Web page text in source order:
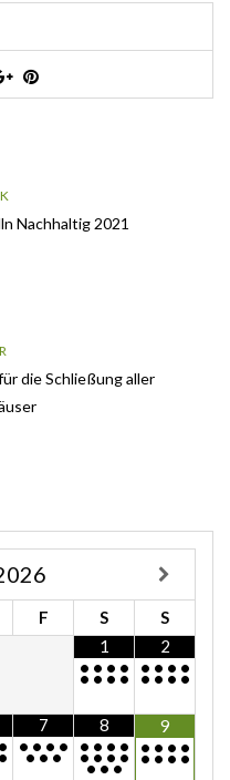
Nachhaltig 2021
die Schließung aller
F S
S
1
• • • •
• • • •
2
• • • •
• • • •
•
•
7
• • • •
•••
8
• • • •
• • • •
•••
9
• • • •
• • • •